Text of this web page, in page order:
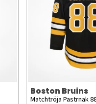
Boston Bruins
Matchtröja Pastrnak